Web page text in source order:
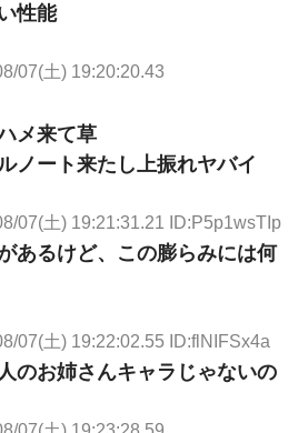
性能
07(土) 19:20:20.43
メ来て草
ノート来たし上振れヤバイ
07(土) 19:21:31.21 ID:P5p1wsTIp
あるけど、この膨らみには何
07(土) 19:22:02.55 ID:flNIFSx4a
のお姉さんキャラじゃないの